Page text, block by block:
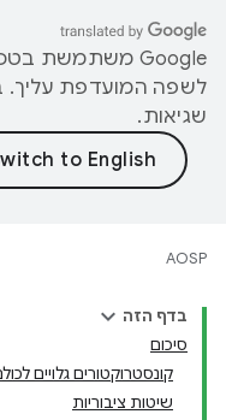
לשפה המועדפת עליך.
שגיאות.
AOSP
בדף הזה
סיכום
קונסטרוקטורים גלויים
שיטות ציבוריות